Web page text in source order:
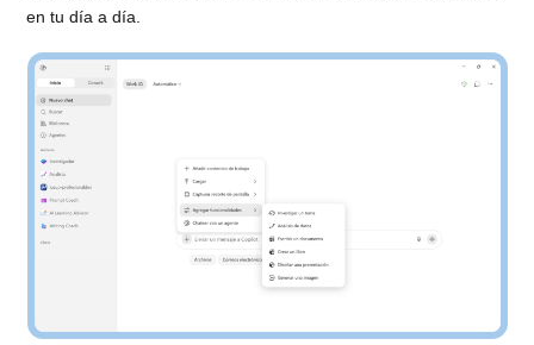
en tu día a día.